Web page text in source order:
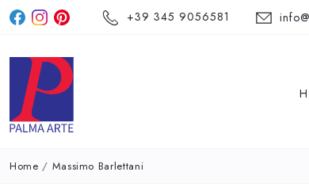
+39 345 9056581
Home / Massimo Barlettani